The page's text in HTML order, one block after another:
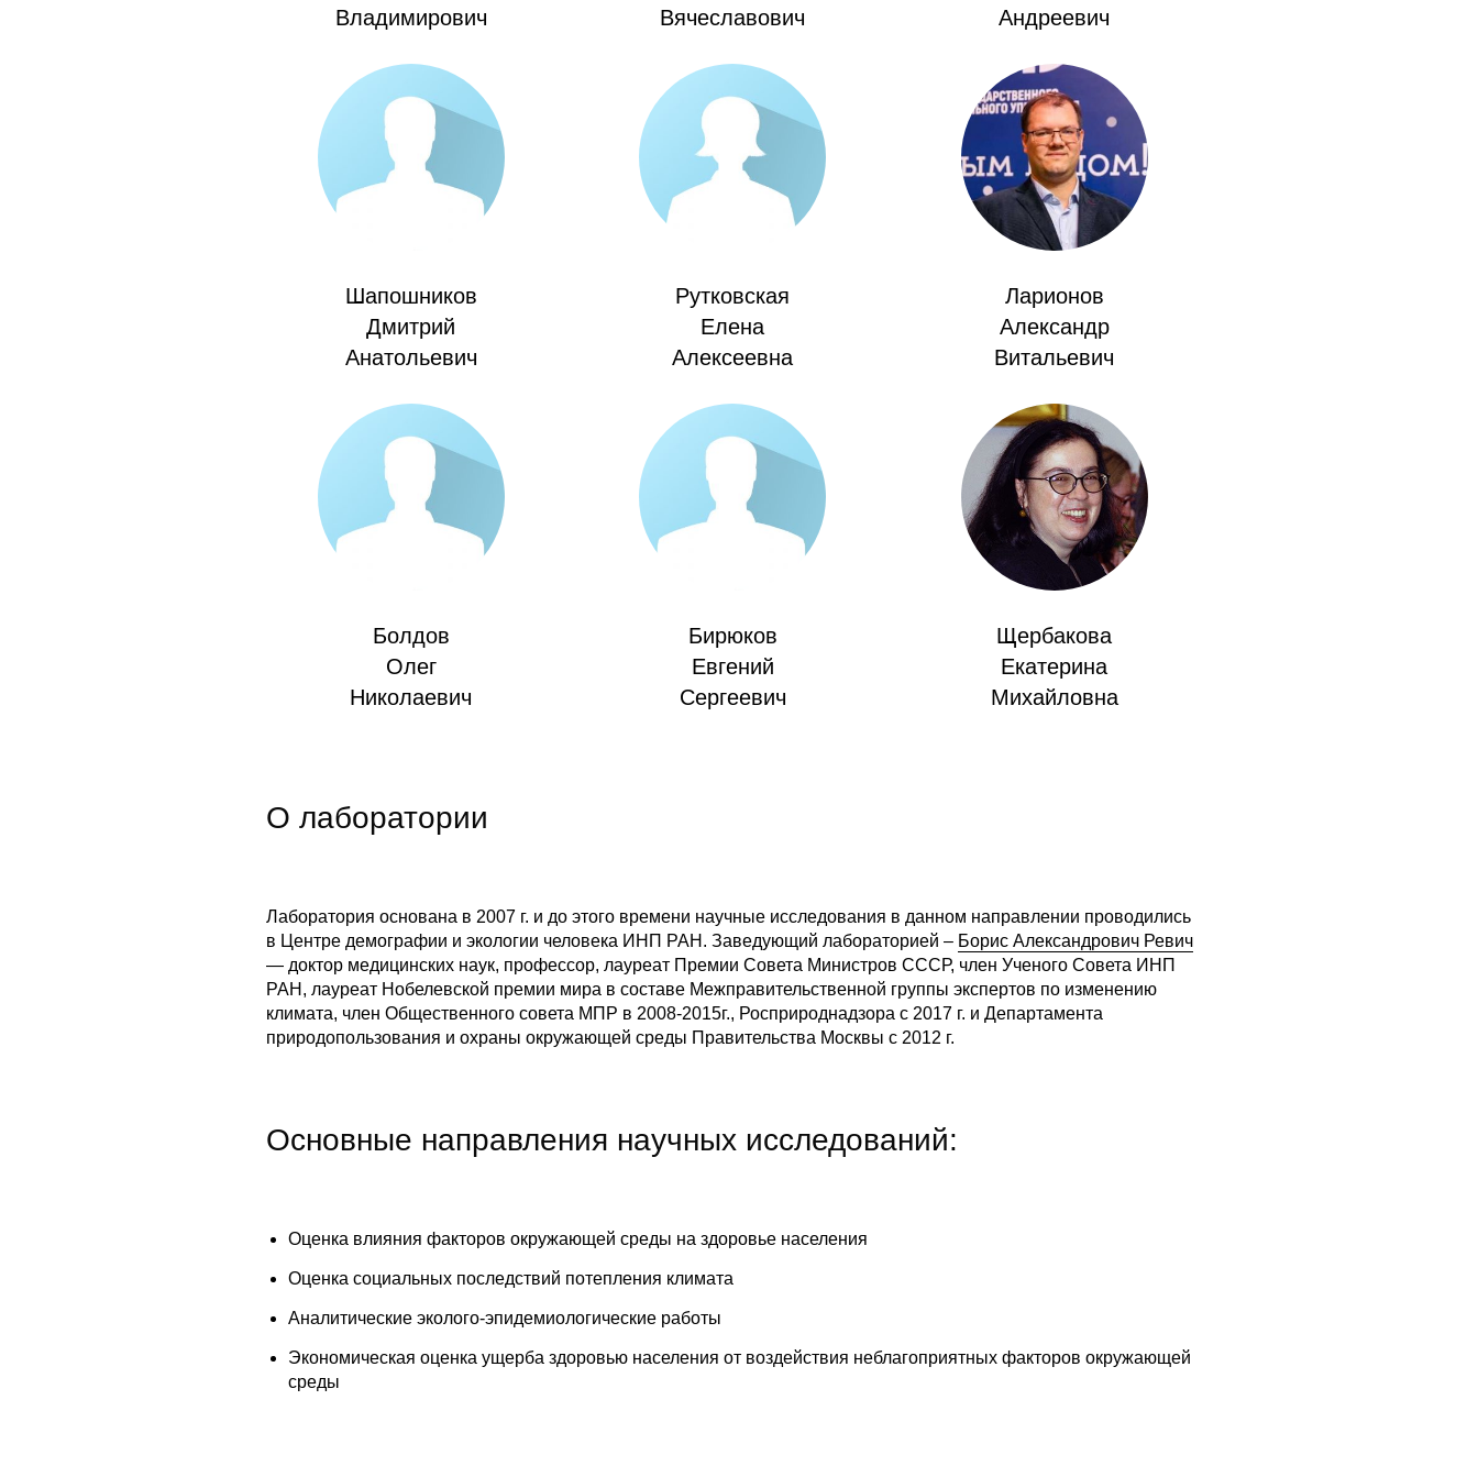
Владимирович
Вячеславович
Андреевич
Шапошников
Дмитрий
Анатольевич
Рутковская
Елена
Алексеевна
Ларионов
Александр
Витальевич
Болдов
Олег
Николаевич
Бирюков
Евгений
Сергеевич
Щербакова
Екатерина
Михайловна
О лаборатории
Лаборатория основана в 2007 г. и до этого времени научные исследования в данном направлении проводились
в Центре демографии и экологии человека ИНП РАН. Заведующий лабораторией – Борис Александрович Ревич
— доктор медицинских наук, профессор, лауреат Премии Совета Министров СССР, член Ученого Совета ИНП
РАН, лауреат Нобелевской премии мира в составе Межправительственной группы экспертов по изменению
климата, член Общественного совета МПР в 2008-2015г., Росприроднадзора c 2017 г. и Департамента
природопользования и охраны окружающей среды Правительства Москвы с 2012 г.
Основные направления научных исследований:
Оценка влияния факторов окружающей среды на здоровье населения
Оценка социальных последствий потепления климата
Аналитические эколого-эпидемиологические работы
Экономическая оценка ущерба здоровью населения от воздействия неблагоприятных факторов окружающей
среды